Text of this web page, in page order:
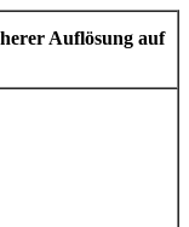
Auflösung auf